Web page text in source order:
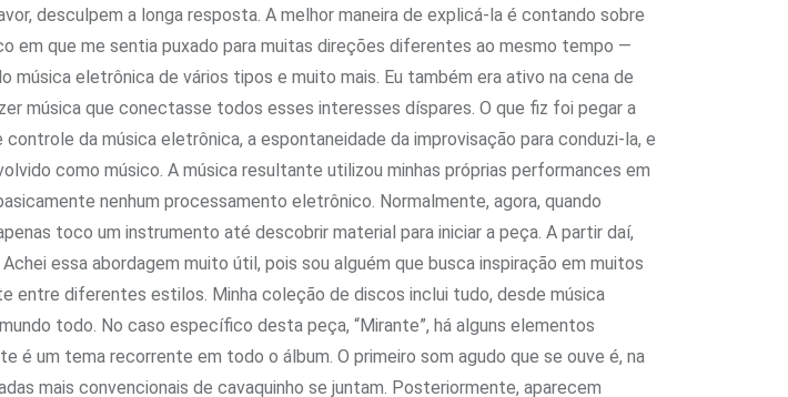
desculpem a longa resposta. A melhor maneira de explicá-la é contando sobre
em que me sentia puxado para muitas direções diferentes ao mesmo tempo —
eletrônica de vários tipos e muito mais. Eu também era ativo na cena de
música que conectasse todos esses interesses díspares. O que fiz foi pegar a
da música eletrônica, a espontaneidade da improvisação para conduzi-la, e
como músico. A música resultante utilizou minhas próprias performances em
nenhum processamento eletrônico. Normalmente, agora, quando
toco um instrumento até descobrir material para iniciar a peça. A partir daí,
Achei essa abordagem muito útil, pois sou alguém que busca inspiração em muitos
diferentes estilos. Minha coleção de discos inclui tudo, desde música
todo. No caso específico desta peça, “Mirante”, há alguns elementos
é um tema recorrente em todo o álbum. O primeiro som agudo que se ouve é, na
mais convencionais de cavaquinho se juntam. Posteriormente, aparecem